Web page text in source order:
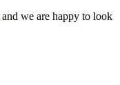
and we are happy to look